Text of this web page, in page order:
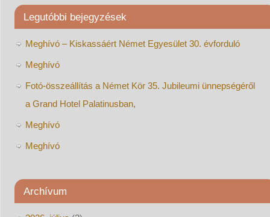
Legutóbbi bejegyzések
Meghívó – Kiskassáért Német Egyesület 30. évforduló
Meghívó
Fotó-összeállítás a Német Kör 35. Jubileumi ünnepségéről
a Grand Hotel Palatinusban,
Meghívó
Meghívó
Archívum